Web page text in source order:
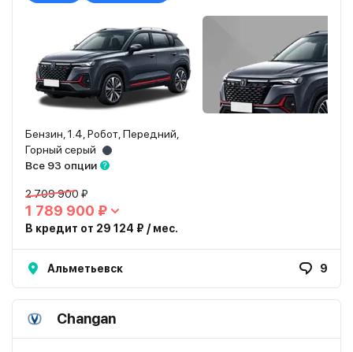
Бензин, 1.4, Робот, Передний,
Горный серый
Все 93 опции
2 709 900 ₽
1 789 900 ₽
В кредит от 29 124 ₽ / мес.
Альметьевск 9
Changan